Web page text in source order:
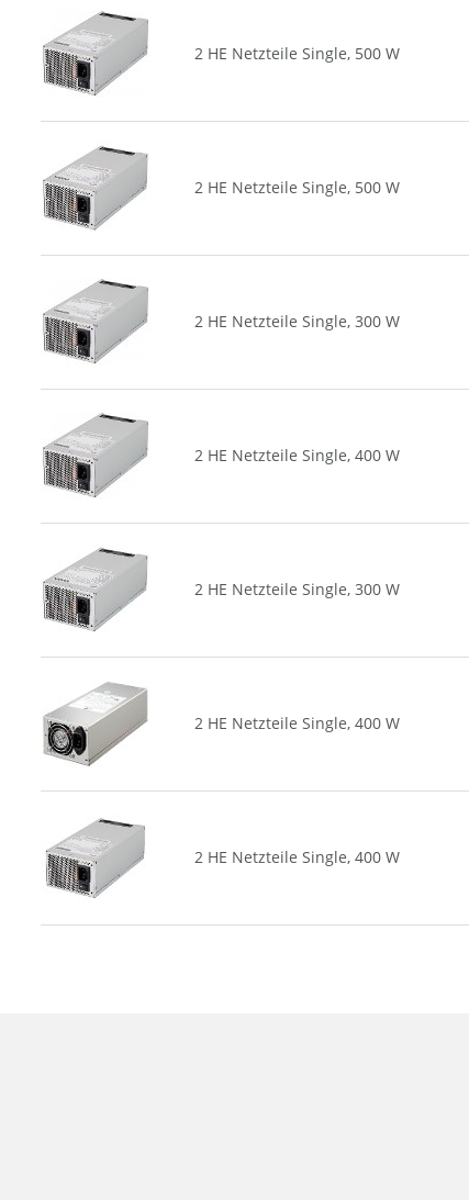
2 HE Netzteile Single, 500 W
2 HE Netzteile Single, 500 W
2 HE Netzteile Single, 300 W
2 HE Netzteile Single, 400 W
2 HE Netzteile Single, 300 W
2 HE Netzteile Single, 400 W
2 HE Netzteile Single, 400 W